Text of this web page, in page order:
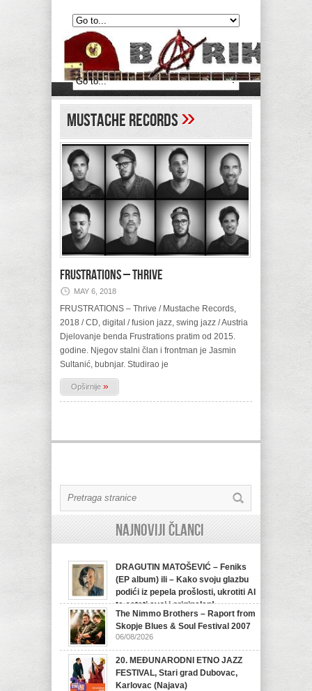
Mustache Records»
FRUSTRATIONS – Thrive
MAY 6, 2018
FRUSTRATIONS – Thrive / Mustache Records,
2018 / CD, digital / fusion jazz, swing jazz / Austria
Djelovanje benda Frustrations pratim od 2015.
godine. Njegov stalni član i frontman je Jasmin
Sultanić, bubnjar. Studirao je
Opširnije »
Najnoviji članci
DRAGUTIN MATOŠEVIĆ – Feniks
(EP album) ili – Kako svoju glazbu
podići iz pepela prošlosti, ukrotiti AI
te ostati svoj i originalan!
07/08/2026
The Nimmo Brothers – Raport from
Skopje Blues & Soul Festival 2007
06/08/2026
20. MEĐUNARODNI ETNO JAZZ
FESTIVAL, Stari grad Dubovac,
Karlovac (Najava)